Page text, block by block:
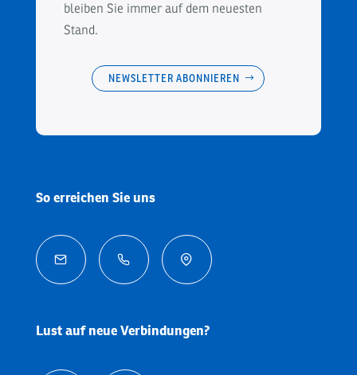
bleiben Sie immer auf dem neuesten
Stand.
NEWSLETTER ABONNIEREN
So erreichen Sie uns
  
Lust auf neue Verbindungen?